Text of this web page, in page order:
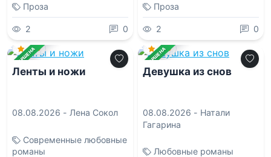
Проза
2 0
Проза
2 0
ЗАВЕРШЕНА
0.0
Ленты и ножи
08.08.2026 - Лена Сокол
Современные любовные
романы
ЗАВЕРШЕНА
0.0
Девушка из снов
08.08.2026 - Натали
Гагарина
Любовные романы